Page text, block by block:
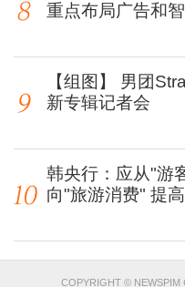
重点布局广告和
【组图】 男团
新专辑记者会
韩央行：应从"游
向"旅游消费" 提
COPYRIGHT © NEWSPIM